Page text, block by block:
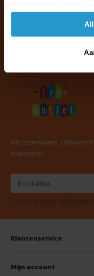
accepteren.
Mis geen nieuws, acties en
nieuwsbrief
* Lees hier de wettelijke
Klantenservice
Mijn account